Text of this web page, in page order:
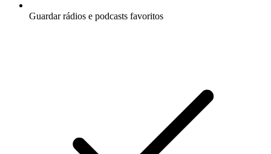
Guardar rádios e podcasts favoritos